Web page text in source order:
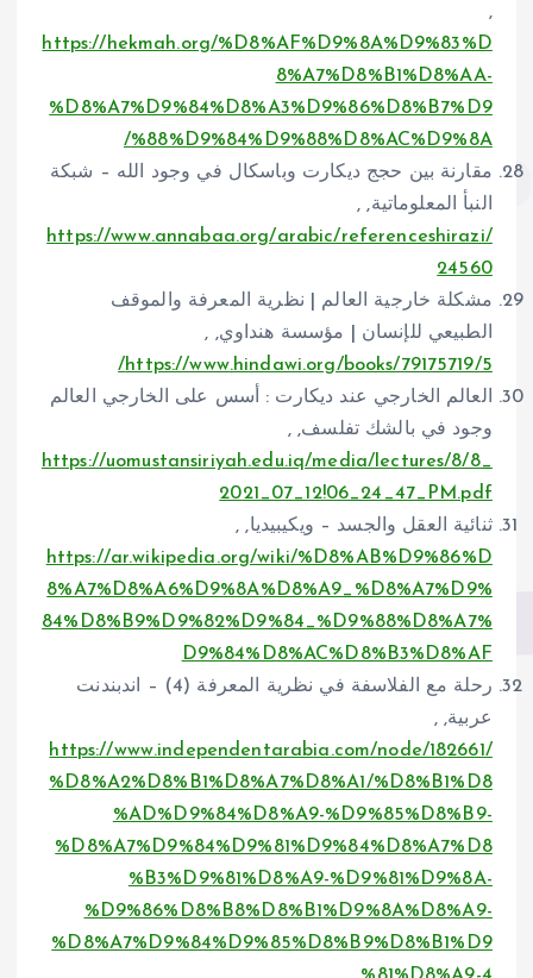
,
https://hekmah.org/%D8%AF%D9%8A%D9%83%D
8%A7%D8%B1%D8%AA-
%D8%A7%D9%84%D8%A3%D9%86%D8%B7%D9
%88%D9%84%D9%88%D8%AC%D9%8A/
مقارنة بين حجج ديكارت وباسكال في وجود الله – شبكة
النبأ المعلوماتية, ,
https://www.annabaa.org/arabic/referenceshirazi/
24560
مشكلة خارجية العالم | نظرية المعرفة والموقف
الطبيعي للإنسان | مؤسسة هنداوي, ,
https://www.hindawi.org/books/79175719/5/
العالم الخارجي عند ديكارت : أسس على الخارجي العالم
وجود في بالشك تفلسف, ,
https://uomustansiriyah.edu.iq/media/lectures/8/8_
2021_07_12!06_24_47_PM.pdf
ثنائية العقل والجسد – ويكيبيديا, ,
https://ar.wikipedia.org/wiki/%D8%AB%D9%86%D
8%A7%D8%A6%D9%8A%D8%A9_%D8%A7%D9%
84%D8%B9%D9%82%D9%84_%D9%88%D8%A7%
D9%84%D8%AC%D8%B3%D8%AF
رحلة مع الفلاسفة في نظرية المعرفة (4) – اندبندنت
عربية, ,
https://www.independentarabia.com/node/182661/
%D8%A2%D8%B1%D8%A7%D8%A1/%D8%B1%D8
%AD%D9%84%D8%A9-%D9%85%D8%B9-
%D8%A7%D9%84%D9%81%D9%84%D8%A7%D8
%B3%D9%81%D8%A9-%D9%81%D9%8A-
%D9%86%D8%B8%D8%B1%D9%8A%D8%A9-
%D8%A7%D9%84%D9%85%D8%B9%D8%B1%D9